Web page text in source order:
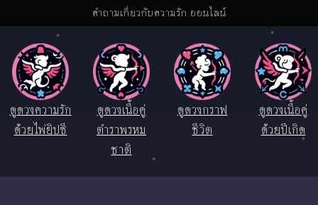
คำถามเกี่ยวกับความรัก ออนไลน์
ดูดวงความรัก
ด้วยไพ่ยิปซี
ดูดวงเนื้อคู่
ตำราพรหม
ชาติ
ดูดวงกราฟ
ชีวิต
ดูดวงเนื้อคู่
ด้วยปีเกิด